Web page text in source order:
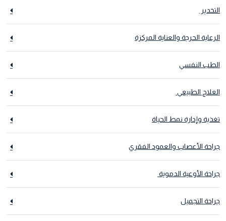
التخدير
الرعاية الحرجة والعناية المركزة
الطب النفسي
العلاج الطبيعي
تغذية وإدارة نمط الحياة
جراحة الأعصاب والعمود الفقري
جراحة الأوعية الدموية
جراحة التجميل